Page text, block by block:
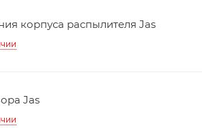
корпуса распылителя Jas
Jas